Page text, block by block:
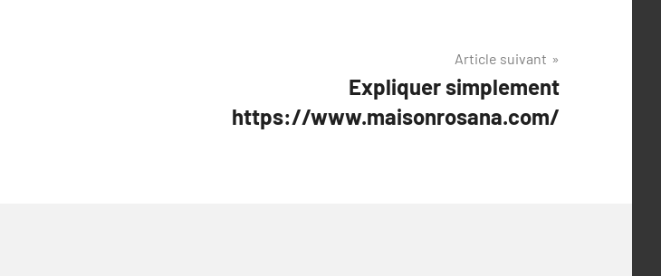
Article suivant
Expliquer simplement
https://www.maisonrosana.com/